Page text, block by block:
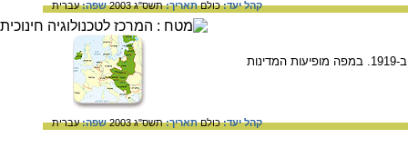
קהל יעד:כולםתאריך:תשס"ג 2003 שפה:עברית
המפה המדינית של אירופה אחרי מלחמת העולם הראשונה, בעקבות ההחלטות שנקבעו בחוזה ורסאי, שנחתם ב-1919. במפה מופיעות המדינות
קהל יעד:כולםתאריך:תשס"ג 2003 שפה:עברית